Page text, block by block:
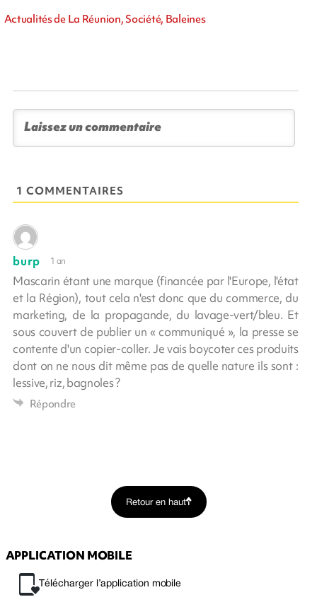
Actualités de La Réunion, Société, Baleines
1 COMMENTAIRES
burp 1 an
Mascarin étant une marque (financée par l'Europe, l'état
et la Région), tout cela n'est donc que du commerce, du
marketing, de la propagande, du lavage-vert/bleu. Et
sous couvert de publier un « communiqué », la presse se
contente d'un copier-coller. Je vais boycoter ces produits
dont on ne nous dit même pas de quelle nature ils sont :
lessive, riz, bagnoles ?
Répondre
Retour en haut
APPLICATION MOBILE
Télécharger l’application mobile